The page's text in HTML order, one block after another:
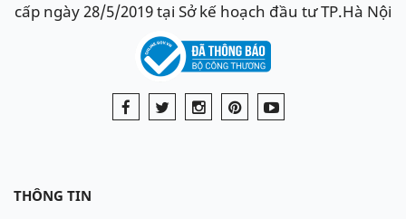
cấp ngày 28/5/2019 tại Sở kế hoạch đầu tư TP.Hà Nội
THÔNG TIN